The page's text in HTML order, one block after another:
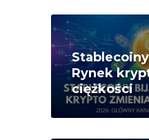
Rynek
ciężkości